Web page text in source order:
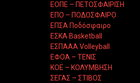
ΕΟΠΕ – ΠΕΤΟΣΦΑΙΡΙΣΗ
ΕΠΟ – ΠΟΔΟΣΦΑΙΡΟ
ΕΠΣΑ Ποδόσφαιρο
ΕΣΚΑ Basketball
ΕΣΠΑΑΑ Volleyball
ΕΦΟΑ – ΤΕΝΙΣ
ΚΟΕ – ΚΟΛΥΜΒΗΣΗ
ΣΕΓΑΣ – ΣΤΙΒΟΣ